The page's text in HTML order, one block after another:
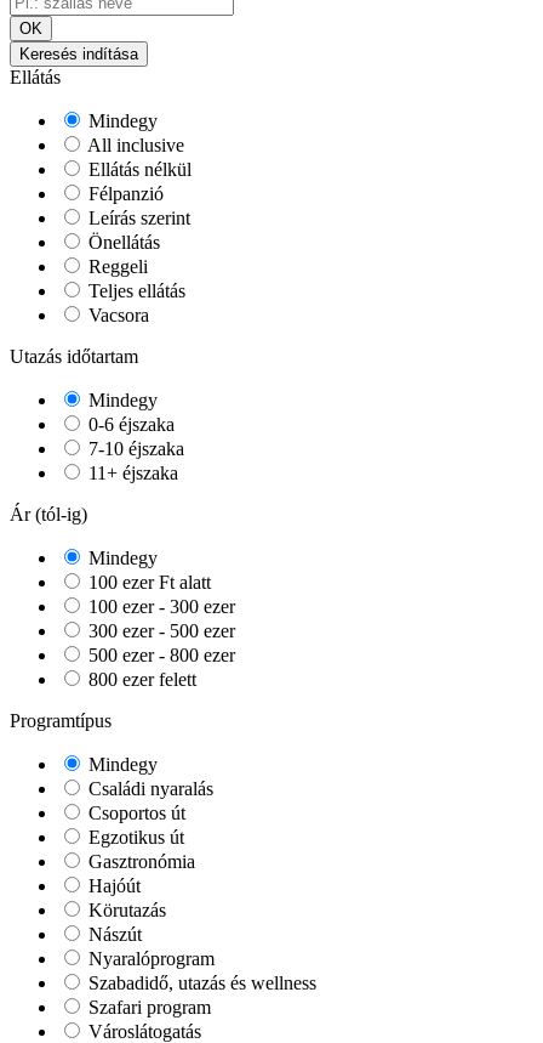
OK
Keresés indítása
Ellátás
Mindegy
All inclusive
Ellátás nélkül
Félpanzió
Leírás szerint
Önellátás
Reggeli
Teljes ellátás
Vacsora
Utazás időtartam
Mindegy
0-6 éjszaka
7-10 éjszaka
11+ éjszaka
Ár (tól-ig)
Mindegy
100 ezer Ft alatt
100 ezer - 300 ezer
300 ezer - 500 ezer
500 ezer - 800 ezer
800 ezer felett
Programtípus
Mindegy
Családi nyaralás
Csoportos út
Egzotikus út
Gasztronómia
Hajóút
Körutazás
Nászút
Nyaralóprogram
Szabadidő, utazás és wellness
Szafari program
Városlátogatás